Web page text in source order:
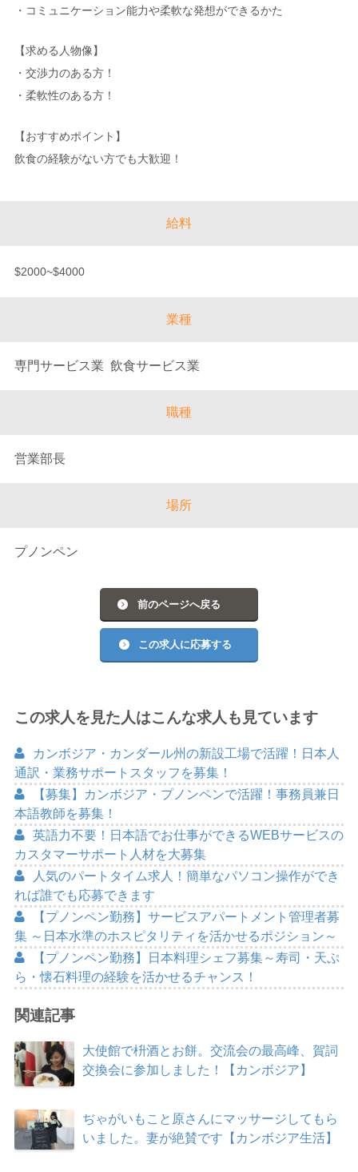
・コミュニケーション能力や柔軟な発想ができるかた
【求める人物像】
・交渉力のある方！
・柔軟性のある方！
【おすすめポイント】
飲食の経験がない方でも大歓迎！
給料
$2000~$4000
業種
専門サービス業 飲食サービス業
職種
営業部長
場所
プノンペン
前のページへ戻る
この求人に応募する
この求人を見た人はこんな求人も見ています
カンボジア・カンダール州の新設工場で活躍！日本人
通訳・業務サポートスタッフを募集！
【募集】カンボジア・プノンペンで活躍！事務員兼日
本語教師を募集！
英語力不要！日本語でお仕事ができるWEBサービスの
カスタマーサポート人材を大募集
人気のパートタイム求人！簡単なパソコン操作ができ
れば誰でも応募できます
【プノンペン勤務】サービスアパートメント管理者募
集 ～日本水準のホスピタリティを活かせるポジション～
【プノンペン勤務】日本料理シェフ募集～寿司・天ぷ
ら・懐石料理の経験を活かせるチャンス！
関連記事
大使館で枡酒とお餅。交流会の最高峰、賀詞
交換会に参加しました！【カンボジア】
ぢゃがいもこと原さんにマッサージしてもら
いました。妻が絶賛です【カンボジア生活】